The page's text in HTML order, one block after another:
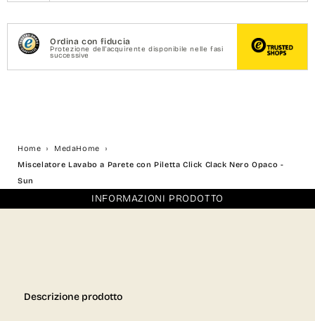
Ordina con fiducia
Protezione dell'acquirente disponibile nelle fasi
successive
Home
MedaHome
Miscelatore Lavabo a Parete con Piletta Click Clack Nero Opaco -
Sun
INFORMAZIONI PRODOTTO
Descrizione prodotto